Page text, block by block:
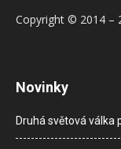
Copyright © 2014 –
Novinky
Druhá světová válka